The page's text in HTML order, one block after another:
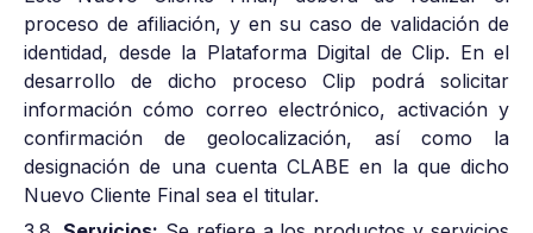
proceso de afiliación, y en su caso de validación de
identidad, desde la Plataforma Digital de Clip. En el
desarrollo de dicho proceso Clip podrá solicitar
información cómo correo electrónico, activación y
confirmación de geolocalización, así como la
designación de una cuenta CLABE en la que dicho
Nuevo Cliente Final sea el titular.